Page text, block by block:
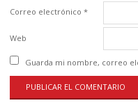
Correo electrónico *
Web
Guarda mi nombre, correo